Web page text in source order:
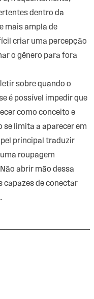
dentro da
mais ampla de
criar uma percepção
o gênero para fora
sobre quando o
é possível impedir que
como conceito e
se limita a aparecer em
principal traduzir
roupagem
abrir mão dessa
capazes de conectar